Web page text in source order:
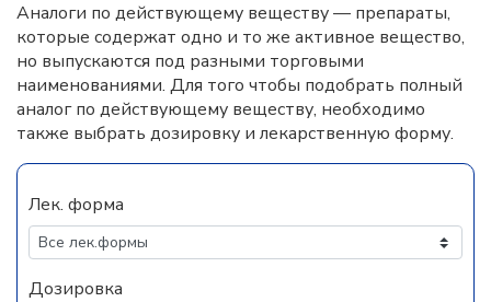
Аналоги по действующему веществу — препараты,
которые содержат одно и то же активное вещество,
но выпускаются под разными торговыми
наименованиями. Для того чтобы подобрать полный
аналог по действующему веществу, необходимо
также выбрать дозировку и лекарственную форму.
Лек. форма
Дозировка